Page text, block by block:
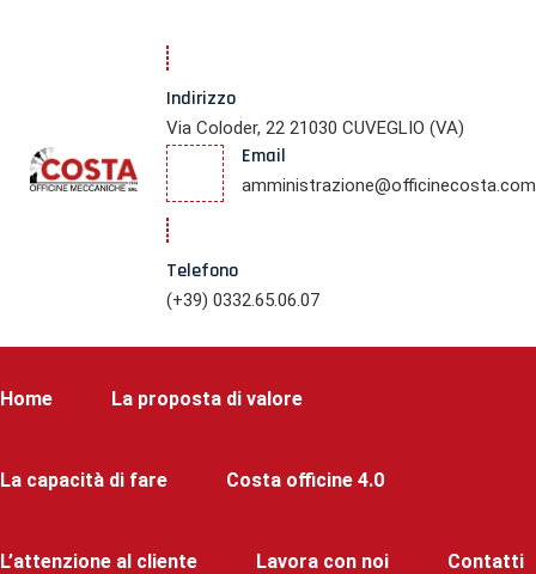
Indirizzo
Via Coloder, 22 21030 CUVEGLIO (VA)
Email
amministrazione@officinecosta.com
Telefono
(+39) 0332.65.06.07
Home La proposta di valore
La capacità di fare Costa officine 4.0
L’attenzione al cliente Lavora con noi Contatti